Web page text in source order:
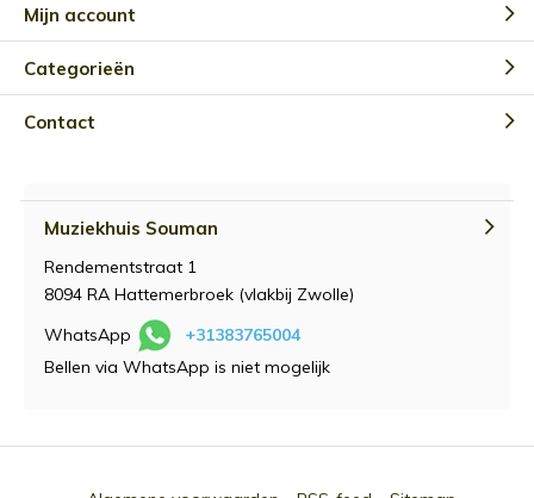
Mijn account
Categorieën
Contact
Muziekhuis Souman
Rendementstraat 1
8094 RA Hattemerbroek (vlakbij Zwolle)
WhatsApp
+31383765004
Bellen via WhatsApp is niet mogelijk